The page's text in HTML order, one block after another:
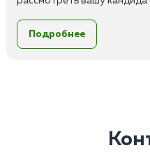
Обязанности:
Выезд на дом,
Высшее или среднее
Подробнее